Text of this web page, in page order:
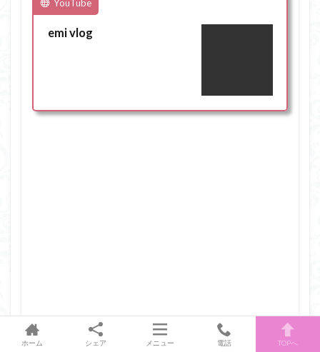
YouTube
emi vlog
ホーム シェア メニュー 電話 TOPへ